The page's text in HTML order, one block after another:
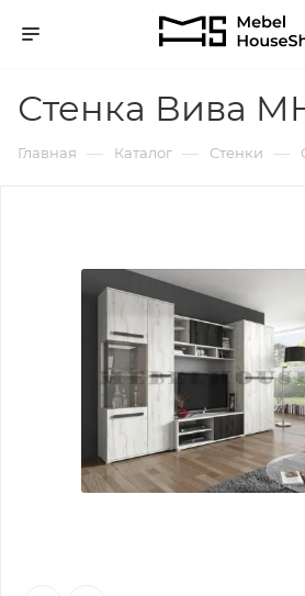
Стенка Вива
Главная — Каталог — Стенки —